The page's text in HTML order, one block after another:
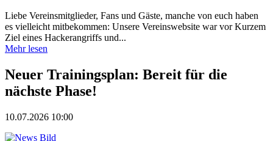
Liebe Vereinsmitglieder, Fans und Gäste, manche von euch haben
es vielleicht mitbekommen: Unsere Vereinswebsite war vor Kurzem
Ziel eines Hackerangriffs und...
Mehr lesen
Neuer Trainingsplan: Bereit für die
nächste Phase!
10.07.2026 10:00